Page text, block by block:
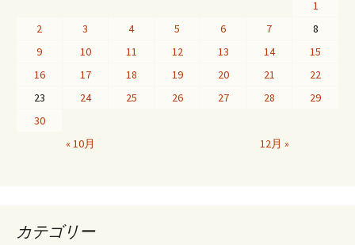
ビ
ゲ
ー
ョ
1
2
3 4 5 6 7
8
9
10 11 12 13 14
15
16
17 18 19 20 21
22
23
24 25 26 27 28
29
30
« 10月
12月 »
カテゴリー